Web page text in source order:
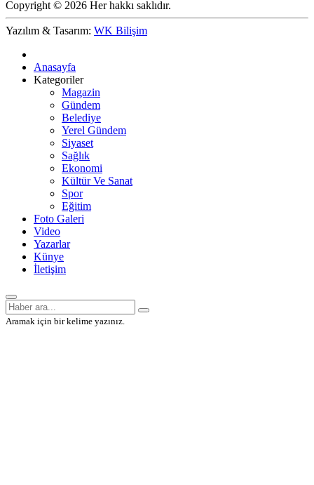
Copyright © 2026 Her hakkı saklıdır.
Yazılım & Tasarım: WK Bilişim
Anasayfa
Kategoriler
Magazin
Gündem
Belediye
Yerel Gündem
Siyaset
Sağlık
Ekonomi
Kültür Ve Sanat
Spor
Eğitim
Foto Galeri
Video
Yazarlar
Künye
İletişim
Aramak için bir kelime yazınız.